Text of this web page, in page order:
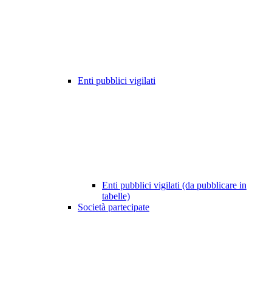
Enti pubblici vigilati
Enti pubblici vigilati (da pubblicare in
tabelle)
Società partecipate